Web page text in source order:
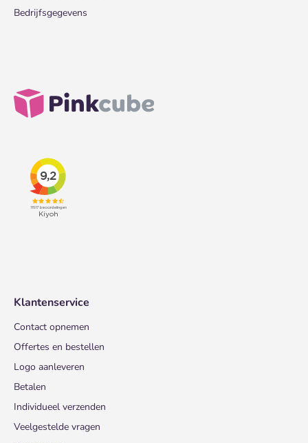
Bedrijfsgegevens
Klantenservice
Contact opnemen
Offertes en bestellen
Logo aanleveren
Betalen
Individueel verzenden
Veelgestelde vragen